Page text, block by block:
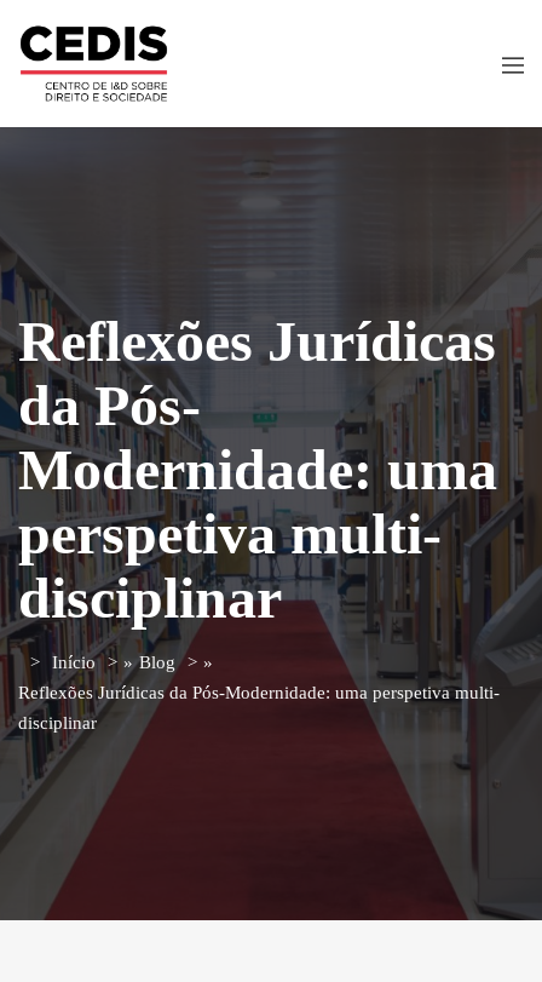
Reflexões Jurídicas
da Pós-
Modernidade: uma
perspetiva multi-
disciplinar
Início » Blog
»
Reflexões Jurídicas da Pós-Modernidade: uma perspetiva multi-
disciplinar